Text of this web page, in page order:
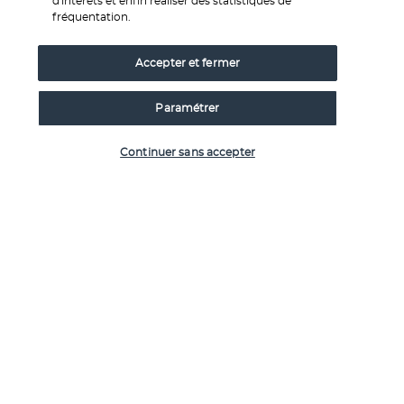
fréquentation.
Paramétrer
Continuer sans accepter
Accepter et fermer